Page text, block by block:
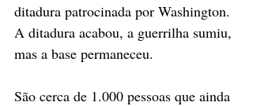
ditadura patrocinada por Washington.
A ditadura acabou, a guerrilha sumiu,
mas a base permaneceu.
São cerca de 1.000 pessoas que ainda